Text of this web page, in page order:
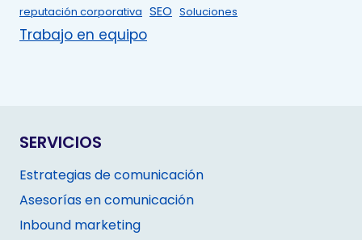
reputación corporativa SEO Soluciones
Trabajo en equipo
SERVICIOS
Estrategias de comunicación
Asesorías en comunicación
Inbound marketing